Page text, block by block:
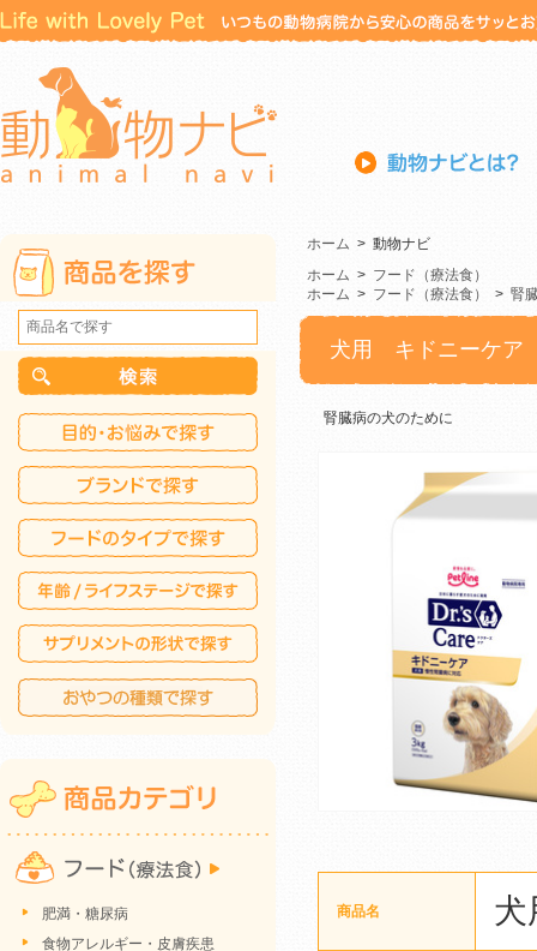
ホーム > 動物ナビ
ホーム > フード（療法食）
ホーム > フード（療法食） > 腎
犬用 キドニーケア
腎臓病の犬のために
商品名
肥満・糖尿病
食物アレルギー・皮膚疾患